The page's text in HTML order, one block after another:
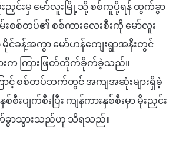
ညှင်းမှ မော်လူးမြို့သို့ စစ်ကူပို့ရန် ထွက်ခွာ
စ်တပ်၏ စစ်ကားလေးစီးကို မော်လူး
မိုင်ခန့်အကွာ မော်ဟန်ကျေးရွာအနီးတွင်
းက ကြားဖြတ်တိုက်ခိုက်ခဲ့သည်။
င့် စစ်တပ်ဘက်တွင် အကျအဆုံးများရှိခဲ့
းပျက်စီးပြီး ကျန်ကားနှစ်စီးမှာ မိုးညှင်း
ခွာသွားသည်ဟု သိရသည်။